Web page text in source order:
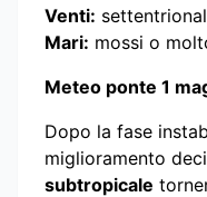
Venti:
Mari: mossi o
Meteo ponte 1
Dopo la fase
miglioramento
subtropicale